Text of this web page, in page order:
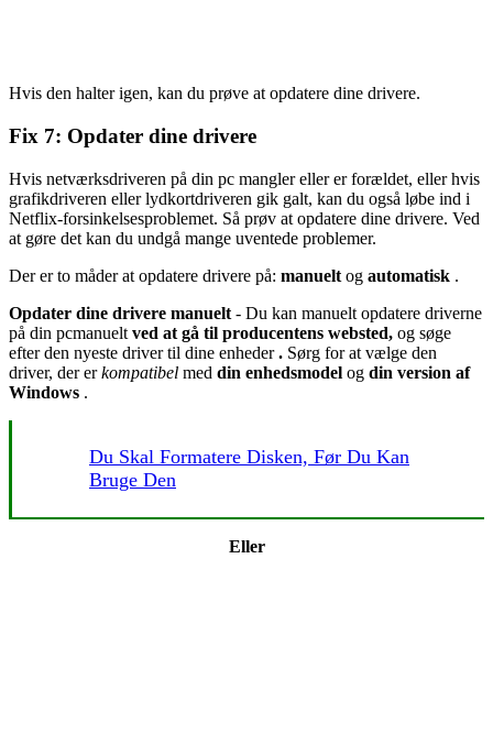
Hvis den halter igen, kan du prøve at opdatere dine drivere.
Fix 7: Opdater dine drivere
Hvis netværksdriveren på din pc mangler eller er forældet, eller hvis
grafikdriveren eller lydkortdriveren gik galt, kan du også løbe ind i
Netflix-forsinkelsesproblemet. Så prøv at opdatere dine drivere. Ved
at gøre det kan du undgå mange uventede problemer.
Der er to måder at opdatere drivere på: manuelt og automatisk .
Opdater dine drivere manuelt - Du kan manuelt opdatere driverne
på din pcmanuelt ved at gå til producentens websted, og søge
efter den nyeste driver til dine enheder. Sørg for at vælge den
driver, der erkompatibel med din enhedsmodel og din version af
Windows .
Du Skal Formatere Disken, Før Du Kan
Bruge Den
Eller